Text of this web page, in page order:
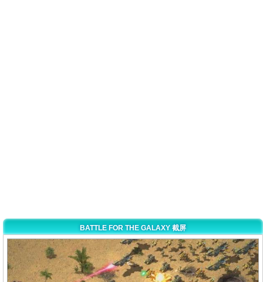
BATTLE FOR THE GALAXY 截屏